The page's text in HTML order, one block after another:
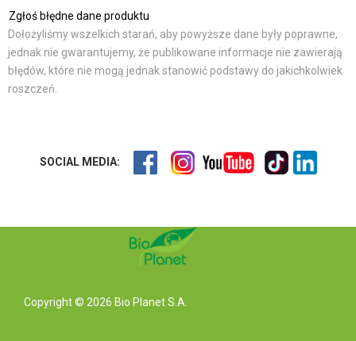
Zgłoś błędne dane produktu
Dołożyliśmy wszelkich starań, aby powyższe dane były poprawne,
jednak nie gwarantujemy, że publikowane informacje nie zawierają
błędów, które nie mogą jednak stanowić podstawy do jakichkolwiek
roszczeń.
SOCIAL MEDIA:
Copyright © 2026 Bio Planet S.A.